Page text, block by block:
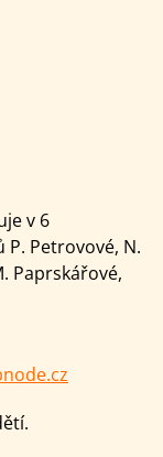
v 6
Petrovové, N.
Paprskářové,